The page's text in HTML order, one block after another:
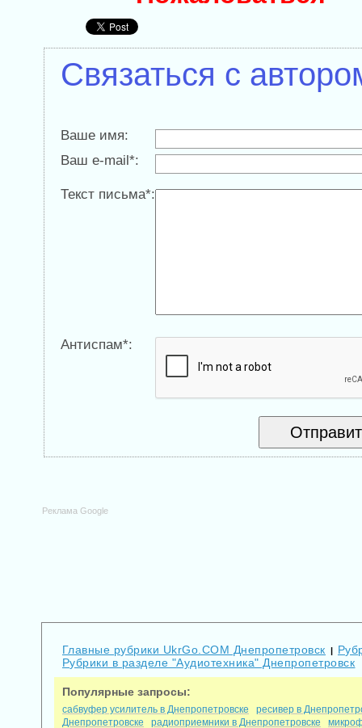
Связаться с
Ваше имя:
Ваш e-mail*:
Текст письма*:
Антиспам*:
Реклама Google
Главные рубрики UkrGo.COM Днепропетровск
Рубрики в разделе "Аудиотехника" Днепропетровск
Популярные запросы:
сабвуфер усилитель в Днепропетровске
ресивер в
Днепропетровске
радиоприемники в Днепропетровске